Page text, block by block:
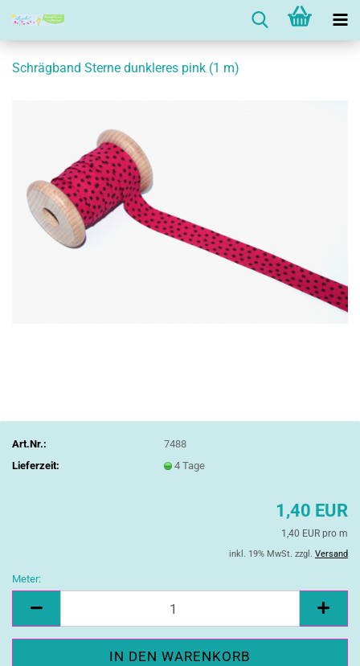
Schrägband Sterne dunkleres pink (1 m)
Art.Nr.:
7488
Lieferzeit:
4 Tage
1,40 EUR
1,40 EUR pro m
inkl. 19% MwSt. zzgl. Versand
Meter: